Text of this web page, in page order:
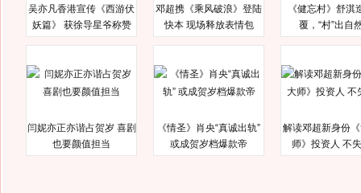
吴亦凡香港宣传《西游伏
妖篇》 获徐导星爷称赞
邓超携《乘风破浪》登陆
快本 现场释放表情包
《健忘村》舒淇
覆，“村”出自
闫妮亦正亦谐占贺岁 喜剧
也要颜值担当
《情圣》肖央“真诚出轨”
或成贺岁档爆款帝
解读邓超新身份
师》投资人 不